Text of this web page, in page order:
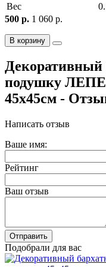
Вес
500 р. 1 060 р.
В корзину
подушку
45х45см -
Написать отзыв
Ваше имя:
Рейтинг
Ваш отзыв
Отправить
Подобрали для вас